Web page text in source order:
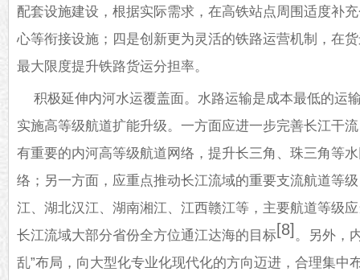
配套设施建设，根据实际需求，在高铁站点周围适度补
心等衔接设施；四是创新更为灵活的铁路运营机制，在
最大限度提升铁路货运分担率。
积极延伸内河水运覆盖面。水路运输是成本最低的运
实施高等级航道扩能升级。一方面应进一步完善长江干
有重要的内河高等级航道网络，提升长三角、珠三角等
络；另一方面，应重点推动长江流域的重要支流航道等
江、湖北汉江、湖南湘江、江西赣江等，主要航道等级
长江流域大部分省份全方位通江达海的目标[8] 。另外，
乱”布局，向大型化专业化现代化的方向迈进，合理集中